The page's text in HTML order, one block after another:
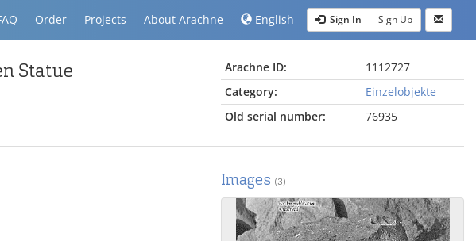
Order Projects About Arachne English Sign In Sign Up
Statue Arachne ID:
1112727
Category:
Einzelobjekte
Old serial number:
76935
Images (3)